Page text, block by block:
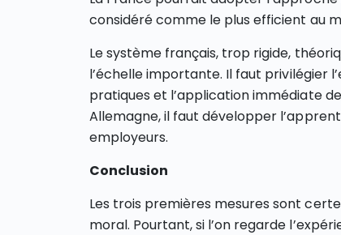
considéré comme le plus efficient au
Le système français, trop rigide,
l’échelle importante. Il faut privilégier
pratiques et l’application immédiate
Allemagne, il faut développer
employeurs.
Conclusion
Les trois premières mesures sont
moral. Pourtant, si l’on regarde